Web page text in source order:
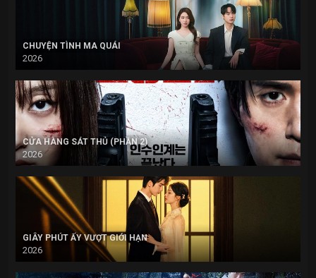
CHUYỆN TÌNH MA QUÁI
2026
CỬA HÀNG SÁT THỦ (PHẦN 2)
2026
GIÂY PHÚT ẤY VƯỢT GIỚI HẠN
2026